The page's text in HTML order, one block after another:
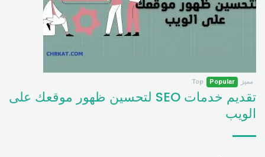
مميز Popular
Top
تقديم خدمات SEO لتحسين ظهور موقعك على
الويب